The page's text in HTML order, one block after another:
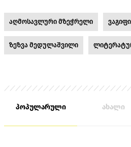
აღმოსავლური მზეჭრელი ვაგიფი
ზეზვა მედულაშვილი
პოპულარული ახალი